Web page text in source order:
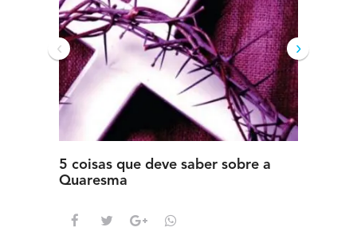
5 coisas que deve saber sobre a
Quaresma
‹ ›